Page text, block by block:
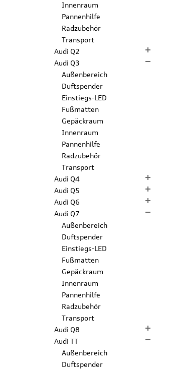
Innenraum
Pannenhilfe
Radzubehör
Transport
Audi Q2
Audi Q3
Außenbereich
Duftspender
Einstiegs-LED
Fußmatten
Gepäckraum
Innenraum
Pannenhilfe
Radzubehör
Transport
Audi Q4
Audi Q5
Audi Q6
Audi Q7
Außenbereich
Duftspender
Einstiegs-LED
Fußmatten
Gepäckraum
Innenraum
Pannenhilfe
Radzubehör
Transport
Audi Q8
Audi TT
Außenbereich
Duftspender